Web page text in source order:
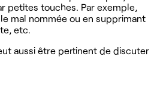
petites touches. Par exemple,
mal nommée ou en supprimant
etc.
aussi être pertinent de discuter